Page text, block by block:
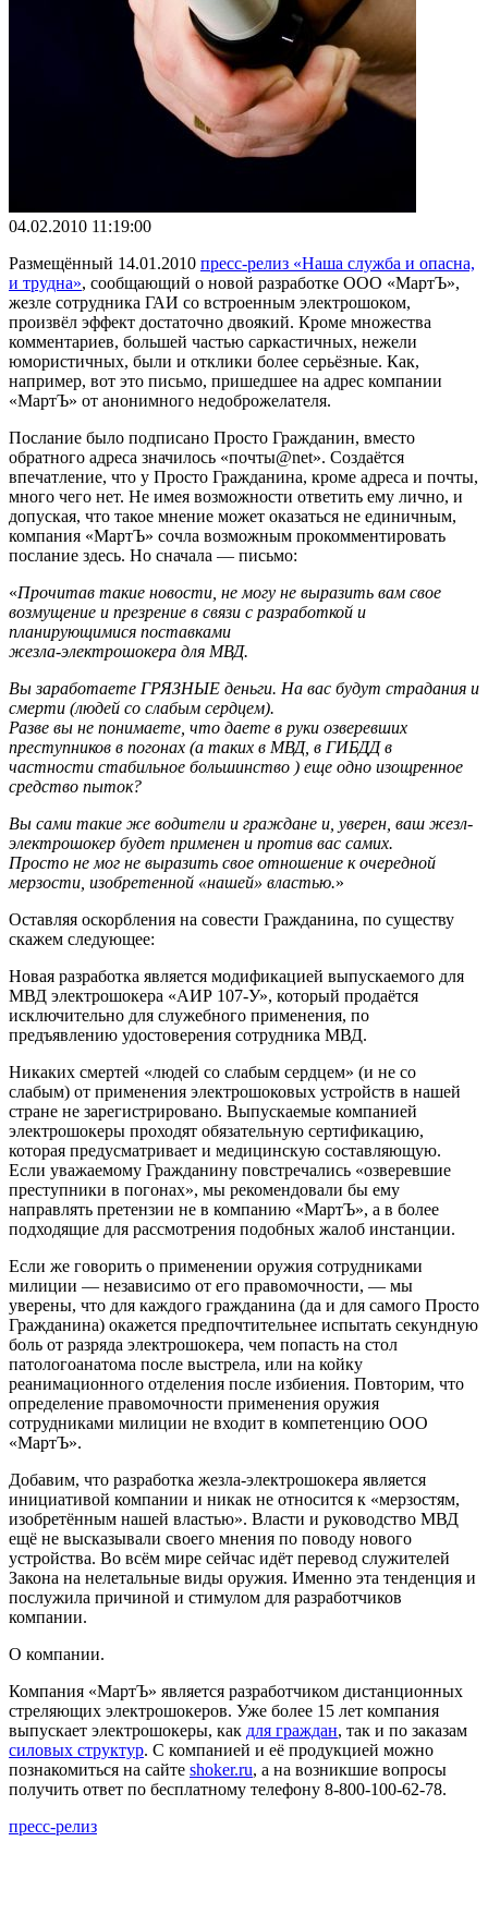
04.02.2010 11:19:00
Размещённый 14.01.2010 пресс-релиз «Наша служба и опасна,
и трудна», сообщающий о новой разработке ООО «МартЪ»,
жезле сотрудника ГАИ со встроенным электрошоком,
произвёл эффект достаточно двоякий. Кроме множества
комментариев, большей частью саркастичных, нежели
юмористичных, были и отклики более серьёзные. Как,
например, вот это письмо, пришедшее на адрес компании
«МартЪ» от анонимного недоброжелателя.
Послание было подписано Просто Гражданин, вместо
обратного адреса значилось «почты@net». Создаётся
впечатление, что у Просто Гражданина, кроме адреса и почты,
много чего нет. Не имея возможности ответить ему лично, и
допуская, что такое мнение может оказаться не единичным,
компания «МартЪ» сочла возможным прокомментировать
послание здесь. Но сначала — письмо:
«Прочитав такие новости, не могу не выразить вам свое
возмущение и презрение в связи с разработкой и
планирующимися поставками
жезла-электрошокера для МВД.
Вы заработаете ГРЯЗНЫЕ деньги. На вас будут страдания и
смерти (людей со слабым сердцем).
Разве вы не понимаете, что даете в руки озверевших
преступников в погонах (а таких в МВД, в ГИБДД в
частности стабильное большинство ) еще одно изощренное
средство пыток?
Вы сами такие же водители и граждане и, уверен, ваш жезл-
электрошокер будет применен и против вас самих.
Просто не мог не выразить свое отношение к очередной
мерзости, изобретенной «нашей» властью.»
Оставляя оскорбления на совести Гражданина, по существу
скажем следующее:
Новая разработка является модификацией выпускаемого для
МВД электрошокера «АИР 107-У», который продаётся
исключительно для служебного применения, по
предъявлению удостоверения сотрудника МВД.
Никаких смертей «людей со слабым сердцем» (и не со
слабым) от применения электрошоковых устройств в нашей
стране не зарегистрировано. Выпускаемые компанией
электрошокеры проходят обязательную сертификацию,
которая предусматривает и медицинскую составляющую.
Если уважаемому Гражданину повстречались «озверевшие
преступники в погонах», мы рекомендовали бы ему
направлять претензии не в компанию «МартЪ», а в более
подходящие для рассмотрения подобных жалоб инстанции.
Если же говорить о применении оружия сотрудниками
милиции — независимо от его правомочности, — мы
уверены, что для каждого гражданина (да и для самого Просто
Гражданина) окажется предпочтительнее испытать секундную
боль от разряда электрошокера, чем попасть на стол
патологоанатома после выстрела, или на койку
реанимационного отделения после избиения. Повторим, что
определение правомочности применения оружия
сотрудниками милиции не входит в компетенцию ООО
«МартЪ».
Добавим, что разработка жезла-электрошокера является
инициативой компании и никак не относится к «мерзостям,
изобретённым нашей властью». Власти и руководство МВД
ещё не высказывали своего мнения по поводу нового
устройства. Во всём мире сейчас идёт перевод служителей
Закона на нелетальные виды оружия. Именно эта тенденция и
послужила причиной и стимулом для разработчиков
компании.
О компании.
Компания «МартЪ» является разработчиком дистанционных
стреляющих электрошокеров. Уже более 15 лет компания
выпускает электрошокеры, как для граждан, так и по заказам
силовых структур. С компанией и её продукцией можно
познакомиться на сайте shoker.ru, а на возникшие вопросы
получить ответ по бесплатному телефону 8-800-100-62-78.
пресс-релиз